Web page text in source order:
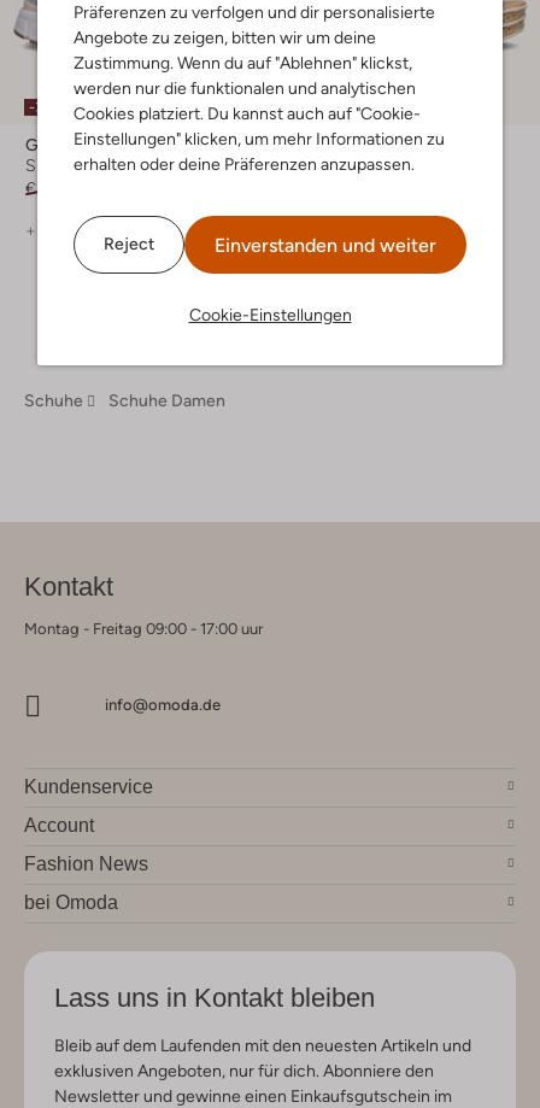
Präferenzen zu verfolgen und dir personalisierte
Angebote zu zeigen, bitten wir um deine
Zustimmung. Wenn du auf "Ablehnen" klickst,
werden nur die funktionalen und analytischen
Cookies platziert. Du kannst auch auf "Cookie-
Einstellungen" klicken, um mehr Informationen zu
erhalten oder deine Präferenzen anzupassen.
Reject Einverstanden und weiter
Cookie-Einstellungen
-30%
Gabor
Sneaker Low
€ 159,99
+ mehr farben
Letzter Artikel
-30%
Gabor
Sandaletten mit Absatz
Schuhe Schuhe Damen
Kontakt
Montag - Freitag 09:00 - 17:00 uur
info@omoda.de
Kundenservice
Account
Fashion News
bei Omoda
Lass uns in Kontakt bleiben
Bleib auf dem Laufenden mit den neuesten Artikeln und
exklusiven Angeboten, nur für dich. Abonniere den
Newsletter und gewinne einen Einkaufsgutschein im